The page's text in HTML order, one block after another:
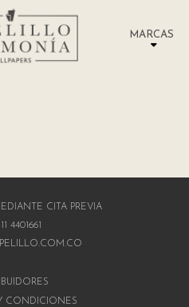
MARCAS
CITA PREVIA
4401661
CONDICIONES